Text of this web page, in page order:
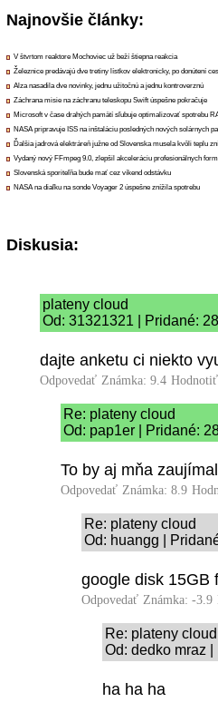
Najnovšie články:
V štvrtom reaktore Mochoviec už beží štiepna reakcia
Železnice predávajú dve tretiny lístkov elektronicky, po donútení
Alza nasadila dve novinky, jednu užitočnú a jednu kontroverznú
Záchrana misie na záchranu teleskopu Swift úspešne pokračuje
Microsoft v čase drahých pamätí sľubuje optimalizovať spotrebu
NASA pripravuje ISS na inštaláciu posledných nových solárnych
Ďalšia jadrová elektráreň južne od Slovenska musela kvôli teplu
Vydaný nový FFmpeg 9.0, zlepšil akceleráciu profesionálnych
Slovenská sporiteľňa bude mať cez víkend odstávku
NASA na diaľku na sonde Voyager 2 úspešne znížila spotrebu
Diskusia:
plateny cloud
Od: 31321321 | Pridané:
dajte anketu ci niekto
Odpovedať Známka: 9.4
Re: plateny cloud
Od: pap1er | Pridané:
To by aj mňa
Odpovedať Známka: 8.9
Re: plateny cloud
Od: huangg |
google disk 15GB
Odpovedať Známka: -3.9
Re: plateny cloud
Od: dedko mraz
ha ha ha